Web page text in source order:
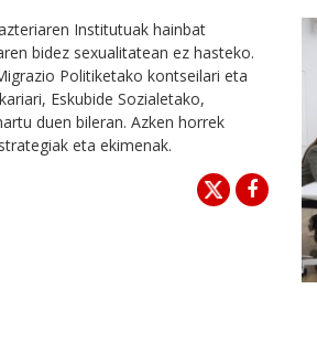
Institutuak hainbat
bidez sexualitatean ez hasteko.
Politiketako kontseilari eta
Eskubide Sozialetako,
duen bileran. Azken horrek
eta ekimenak.